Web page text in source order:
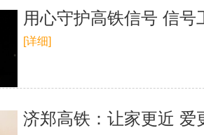
用心守护高铁信号 信
[详细]
济郑高铁：让家更近 爱